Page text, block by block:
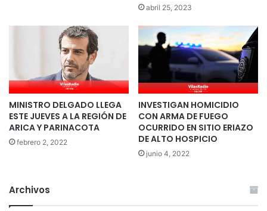
abril 25, 2023
MINISTRO DELGADO LLEGA
ESTE JUEVES A LA REGIÓN DE
ARICA Y PARINACOTA
febrero 2, 2022
INVESTIGAN HOMICIDIO
CON ARMA DE FUEGO
OCURRIDO EN SITIO ERIAZO
DE ALTO HOSPICIO
junio 4, 2022
Archivos